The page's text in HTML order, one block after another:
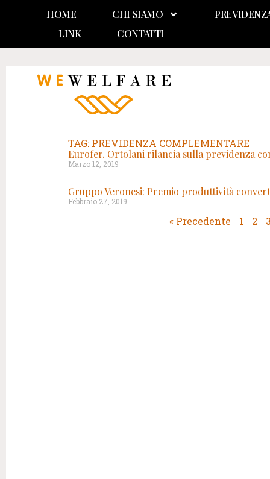
HOME CHI SIAMO
LINK
CONTATTI
TAG: PREVIDENZA COMPLEMENTARE
Eurofer. Ortolani rilancia sulla previdenza
Marzo 12, 2019
Gruppo Veronesi: Premio produttività
Febbraio 27, 2019
« Precedente 1 2